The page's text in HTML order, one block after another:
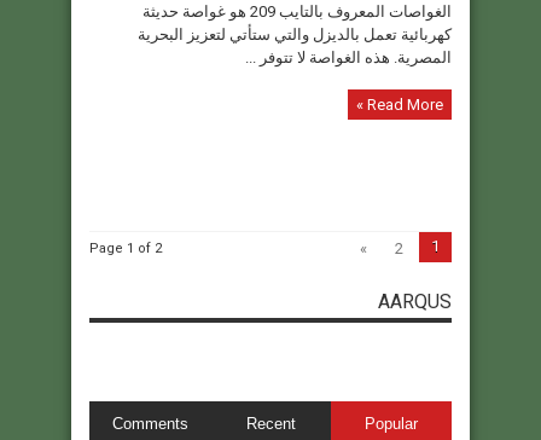
الغواصات المعروف بالتايب 209 هو غواصة حديثة
كهربائية تعمل بالديزل والتي ستأتي لتعزيز البحرية
المصرية. هذه الغواصة لا تتوفر ...
Read More »
Page 1 of 2 1
2
»
AARQUS
Popular
Recent
Comments